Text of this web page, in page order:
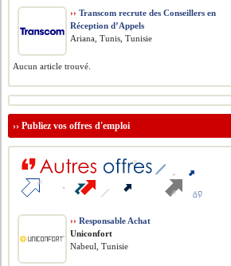
›› Transcom recrute des Conseillers en
Réception d’Appels
Ariana, Tunis, Tunisie
Aucun article trouvé.
››Publiez vos offres d'emploi
›› Responsable Achat
Uniconfort
Nabeul, Tunisie